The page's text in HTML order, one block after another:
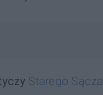
Starego Sącza